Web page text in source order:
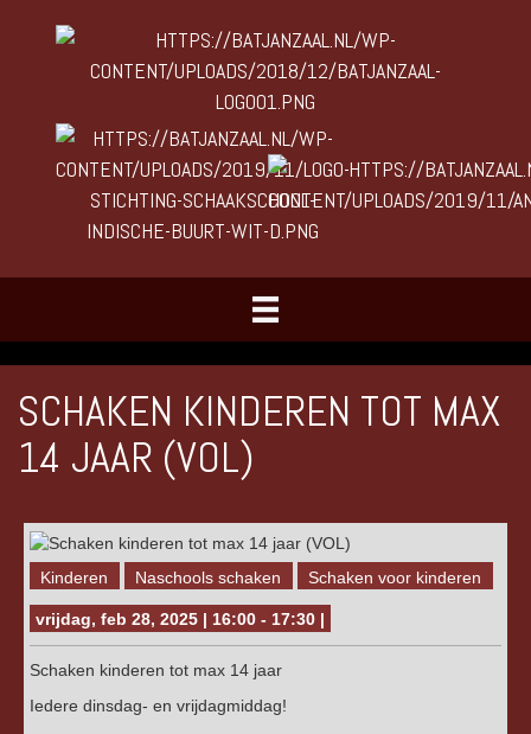
SCHAKEN KINDEREN TOT MAX
14 JAAR (VOL)
Kinderen Naschools schaken Schaken voor kinderen
vrijdag, feb 28, 2025 | 16:00 - 17:30 |
Schaken kinderen tot max 14 jaar
Iedere dinsdag- en vrijdagmiddag!